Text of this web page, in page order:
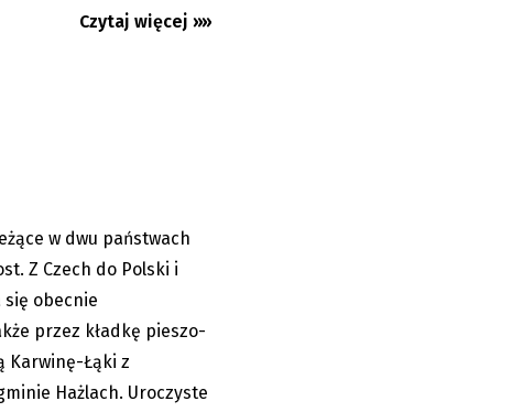
Czytaj więcej »»
07.06.2026
przez Olzę do
w dwu państwach
Z Czech do Polski i
obecnie
przez kładkę pieszo-
Karwinę-Łąki z
Hażlach. Uroczyste